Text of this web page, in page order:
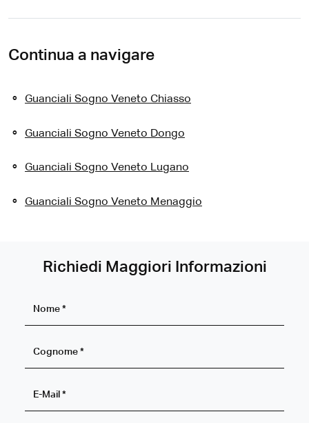
Continua a navigare
Guanciali Sogno Veneto Chiasso
Guanciali Sogno Veneto Dongo
Guanciali Sogno Veneto Lugano
Guanciali Sogno Veneto Menaggio
Richiedi Maggiori Informazioni